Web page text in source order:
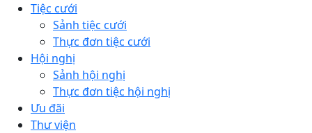
Tiệc cưới
Sảnh tiệc cưới
Thực đơn tiệc cưới
Hội nghị
Sảnh hội nghị
Thực đơn tiệc hội nghị
Ưu đãi
Thư viện